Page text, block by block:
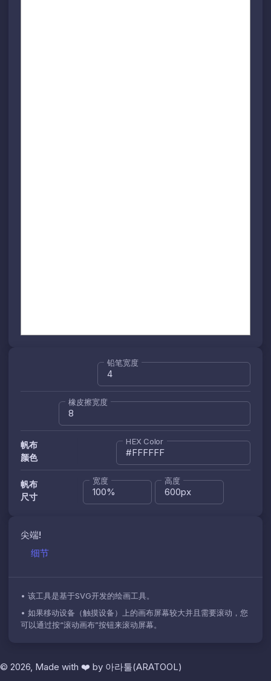
铅笔宽度
橡皮擦宽度
帆布
颜色
HEX Color
帆布
尺寸
宽度 高度
尖端!
细节
• 该工具是基于SVG开发的绘画工具。
• 如果移动设备（触摸设备）上的画布屏幕较大并且需要滚动，您
可以通过按“滚动画布”按钮来滚动屏幕。
© 2026, Made with ❤️ by 아라툴(ARATOOL)